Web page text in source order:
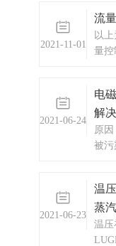
2021-11-01
流
以
量控
2021-06-24
电
解
原
被污
上下
大颗
动9)
2021-06-23
温
蒸
温压